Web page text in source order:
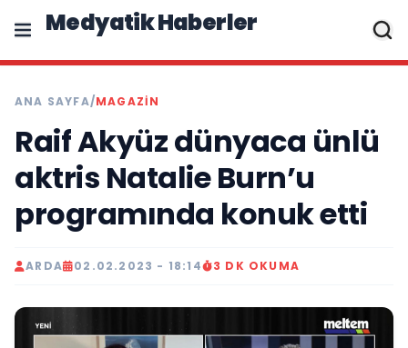
Medyatik Haberler
ANA SAYFA/MAGAZİN
Raif Akyüz dünyaca ünlü
aktris Natalie Burn’u
programında konuk etti
ARDA 02.02.2023 - 18:14 3 DK OKUMA